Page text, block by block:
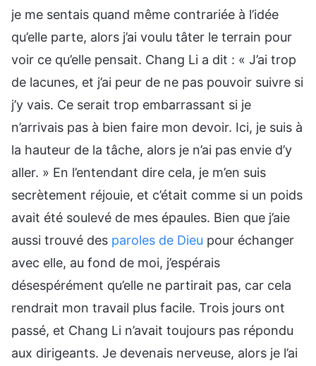
je me sentais quand même contrariée à l’idée
qu’elle parte, alors j’ai voulu tâter le terrain pour
voir ce qu’elle pensait. Chang Li a dit : « J’ai trop
de lacunes, et j’ai peur de ne pas pouvoir suivre si
j’y vais. Ce serait trop embarrassant si je
n’arrivais pas à bien faire mon devoir. Ici, je suis à
la hauteur de la tâche, alors je n’ai pas envie d’y
aller. » En l’entendant dire cela, je m’en suis
secrètement réjouie, et c’était comme si un poids
avait été soulevé de mes épaules. Bien que j’aie
aussi trouvé des paroles de Dieu pour échanger
avec elle, au fond de moi, j’espérais
désespérément qu’elle ne partirait pas, car cela
rendrait mon travail plus facile. Trois jours ont
passé, et Chang Li n’avait toujours pas répondu
aux dirigeants. Je devenais nerveuse, alors je l’ai